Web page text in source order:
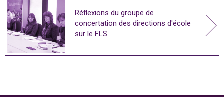
Réflexions du groupe de
concertation des directions d'école
sur le FLS